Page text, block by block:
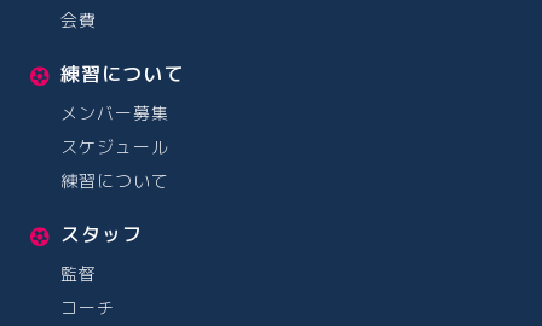
会費
練習について
メンバー募集
スケジュール
練習について
スタッフ
監督
コーチ